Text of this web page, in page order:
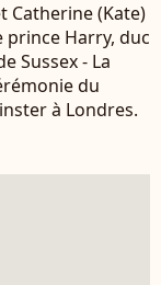
Catherine (Kate)
prince Harry, duc
Sussex - La
du
à Londres.